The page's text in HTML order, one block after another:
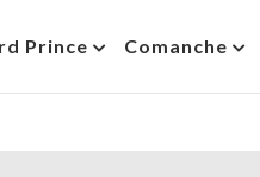
Prince Comanche